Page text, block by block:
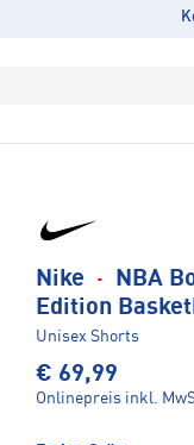
Nike ·
NBA
Edition
Unisex Shorts
€ 69,99
Onlinepreis inkl.